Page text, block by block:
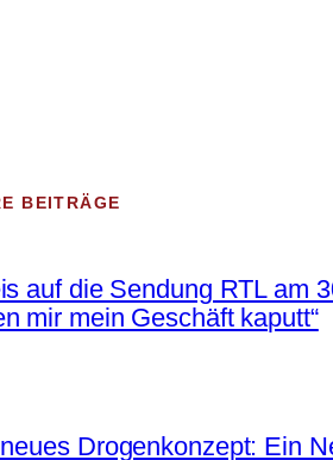
BEITRÄGE
auf die Sendung RTL am
mir mein Geschäft kaputt“
Drogenkonzept: Ein